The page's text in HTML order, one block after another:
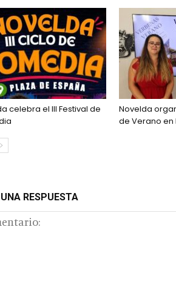
celebra el III Festival de
Novelda
de Verano en
RESPUESTA